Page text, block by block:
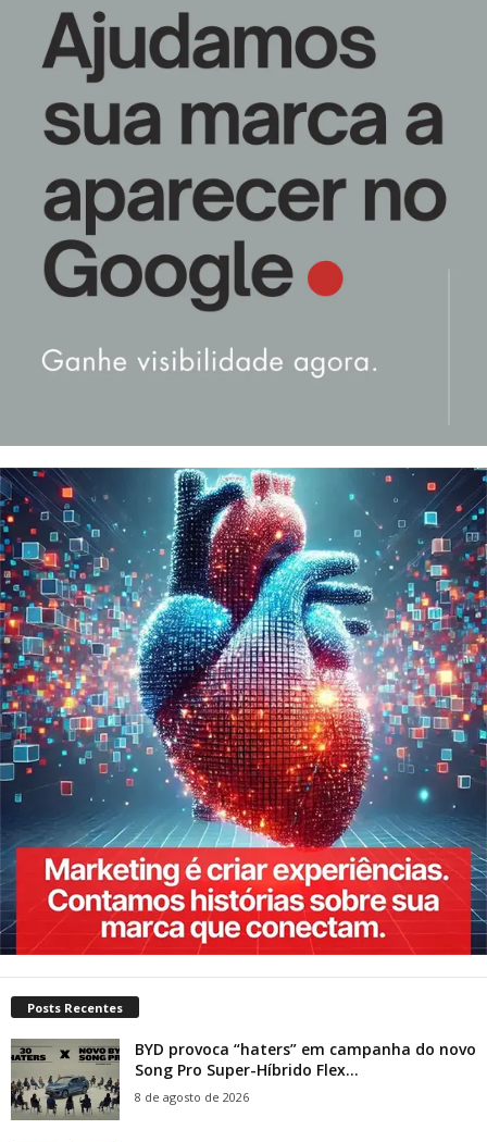
Posts Recentes
BYD provoca “haters” em campanha do novo
Song Pro Super-Híbrido Flex...
8 de agosto de 2026